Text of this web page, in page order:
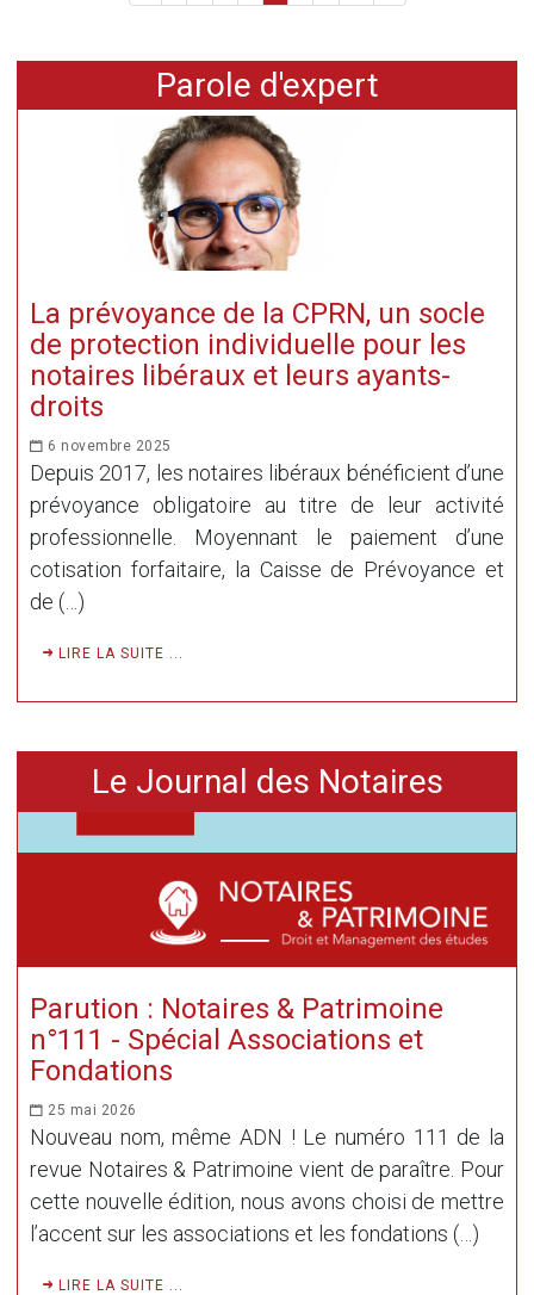
Parole d'expert
La prévoyance de la CPRN, un socle
de protection individuelle pour les
notaires libéraux et leurs ayants-
droits
6 novembre 2025
Depuis 2017, les notaires libéraux bénéficient d’une
prévoyance obligatoire au titre de leur activité
professionnelle. Moyennant le paiement d’une
cotisation forfaitaire, la Caisse de Prévoyance et
de (…)
LIRE LA SUITE ...
Le Journal des Notaires
Parution : Notaires & Patrimoine
n°111 - Spécial Associations et
Fondations
25 mai 2026
Nouveau nom, même ADN ! Le numéro 111 de la
revue Notaires & Patrimoine vient de paraître. Pour
cette nouvelle édition, nous avons choisi de mettre
l’accent sur les associations et les fondations (…)
LIRE LA SUITE ...